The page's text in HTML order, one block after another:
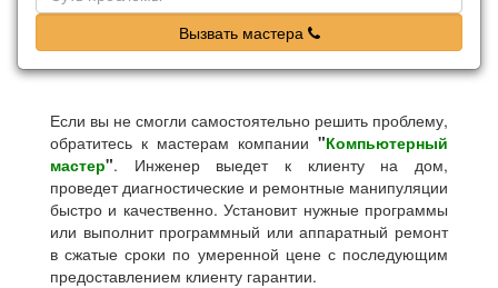
Вызвать мастера
Если вы не смогли самостоятельно решить проблему,
обратитесь к мастерам компании "Компьютерный
мастер". Инженер выедет к клиенту на дом,
проведет диагностические и ремонтные манипуляции
быстро и качественно. Установит нужные программы
или выполнит программный или аппаратный ремонт
в сжатые сроки по умеренной цене с последующим
предоставлением клиенту гарантии.